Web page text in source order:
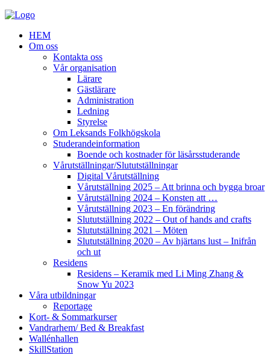
HEM
Om oss
Kontakta oss
Vår organisation
Lärare
Gästlärare
Administration
Ledning
Styrelse
Om Leksands Folkhögskola
Studerandeinformation
Boende och kostnader för läsårsstuderande
Vårutställningar/Slututställningar
Digital Vårutställning
Vårutställning 2025 – Att brinna och bygga broar
Vårutställning 2024 – Konsten att …
Vårutställning 2023 – En förändring
Slututställning 2022 – Out of hands and crafts
Slututställning 2021 – Möten
Slututställning 2020 – Av hjärtans lust – Inifrån
och ut
Residens
Residens – Keramik med Li Ming Zhang &
Snow Yu 2023
Våra utbildningar
Reportage
Kort- & Sommarkurser
Vandrarhem/ Bed & Breakfast
Wallénhallen
SkillStation